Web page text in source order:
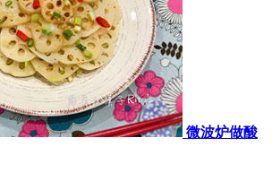
微波炉做酸